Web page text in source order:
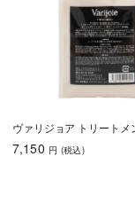
ヴァリジョア トリートメ
7,150 円 (税込)